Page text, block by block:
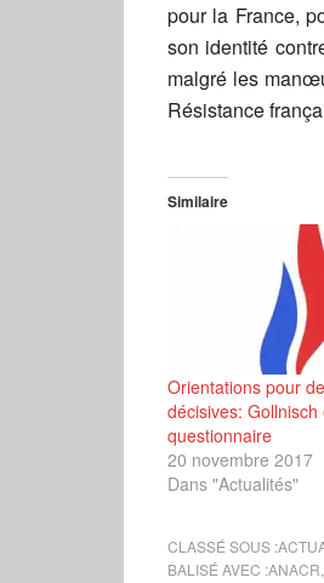
pour la France,
son identité
malgré les
Résistance
Similaire
Orientations pour
décisives: Gollnisch
questionnaire
20 novembre 2017
Dans "Actualités"
CLASSÉ SOUS :
BALISÉ AVEC :ANACR